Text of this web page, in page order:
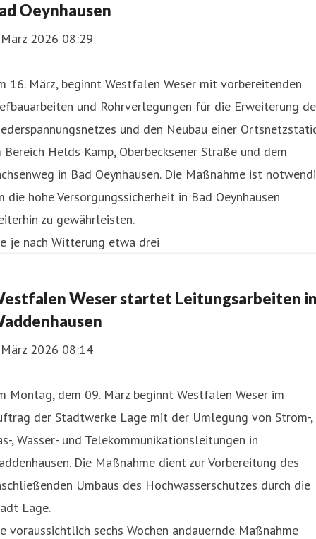
Oeynhausen
2026 08:29
16. März, beginnt Westfalen Weser mit vorbereitenden
und Rohrverlegungen für die Erweiterung
und den Neubau einer
Bereich Helds Kamp, Oberbecksener Straße und dem
in Bad Oeynhausen. Die Maßnahme ist
die hohe Versorgungssicherheit in Bad Oeynhausen
zu gewährleisten.
je nach Witterung etwa drei
Weser startet Leitungsarbeiten
2026 08:14
Montag, dem 09. März beginnt Westfalen Weser im
der Stadtwerke Lage mit der Umlegung von Strom-,
, Wasser- und Telekommunikationsleitungen in
Die Maßnahme dient zur Vorbereitung des
Umbaus des Hochwasserschutzes durch die
Lage.
voraussichtlich sechs Wochen andauernde Maßnahme